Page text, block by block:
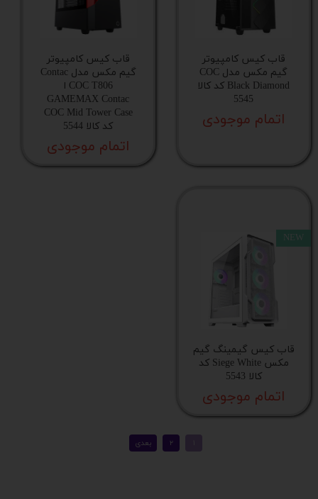
قاب کیس کامپیوتر
گیم مکس مدل COC
Black Diamond کد کالا
5545
اتمام موجودی
قاب کیس کامپیوتر
گیم مکس مدل Contac
COC T806 ا
GAMEMAX Contac
COC Mid Tower Case
کد کالا 5544
اتمام موجودی
قاب کیس گیمینگ گیم
مکس Siege White کد
کالا 5543
اتمام موجودی
NEW